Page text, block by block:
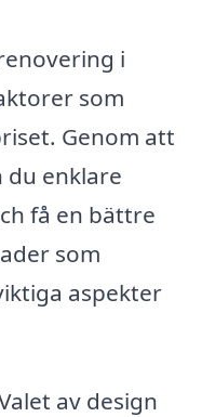
i
som
Genom att
du enklare
få en bättre
som
aspekter
av design